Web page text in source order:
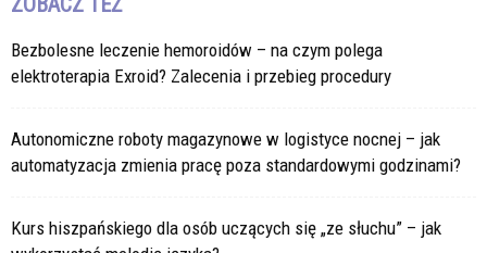
Bezbolesne leczenie hemoroidów – na czym polega
elektroterapia Exroid? Zalecenia i przebieg procedury
Autonomiczne roboty magazynowe w logistyce nocnej – jak
automatyzacja zmienia pracę poza standardowymi godzinami?
Kurs hiszpańskiego dla osób uczących się „ze słuchu” – jak